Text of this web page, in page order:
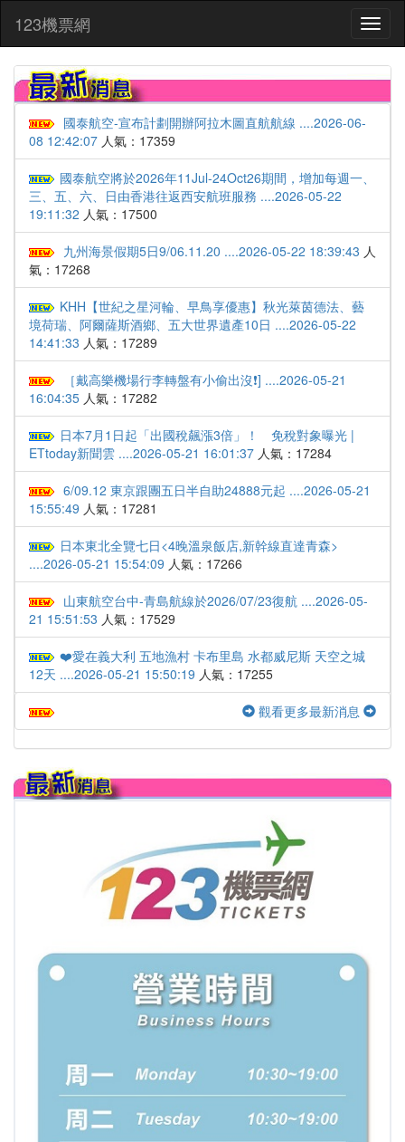
123機票網
國泰航空-宣布計劃開辦阿拉木圖直航航線 ....2026-06-
08 12:42:07 人氣：17359
國泰航空將於2026年11Jul-24Oct26期間，增加每週一、
三、五、六、日由香港往返西安航班服務 ....2026-05-22
19:11:32 人氣：17500
九州海景假期5日9/06.11.20 ....2026-05-22 18:39:43 人
氣：17268
KHH【世紀之星河輪、早鳥享優惠】秋光萊茵德法、藝
境荷瑞、阿爾薩斯酒鄉、五大世界遺產10日 ....2026-05-22
14:41:33 人氣：17289
［戴高樂機場行李轉盤有小偷出沒❗️] ....2026-05-21
16:04:35 人氣：17282
日本7月1日起「出國稅飆漲3倍」！ 免稅對象曝光 |
ETtoday新聞雲 ....2026-05-21 16:01:37 人氣：17284
6/09.12 東京跟團五日半自助24888元起 ....2026-05-21
15:55:49 人氣：17281
日本東北全覽七日<4晚溫泉飯店,新幹線直達青森>
....2026-05-21 15:54:09 人氣：17266
山東航空台中-青島航線於2026/07/23復航 ....2026-05-
21 15:51:53 人氣：17529
❤️愛在義大利 五地漁村 卡布里島 水都威尼斯 天空之城
12天 ....2026-05-21 15:50:19 人氣：17255
觀看更多最新消息